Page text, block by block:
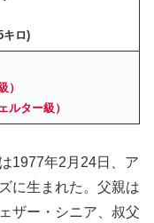
キロ)
）
ルター級）
1977年2月24日、ア
に生まれた。父親は
ザー・シニア、叔父